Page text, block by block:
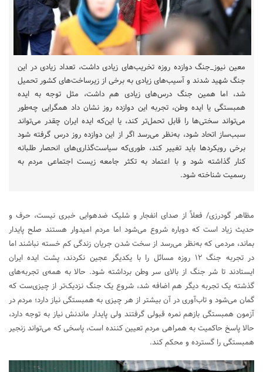
معین نیوز_جنگ دوازده روزه تخریب‌های زیادی داشت، تعداد زیادی در این
جنگ شهید شدند و آسیب‌های زیادی به برخی از زیرساخت‌های کشور تحمیل
شد، اما همین جنگ درس‌های زیادی هم داشت، مثل توجه به ایده
همبستگی یا ایده وطن، تجربه این دوازده روز نشان داد همگرایی چه‌طور
می‌تواند سختی‌ها را قابل تحمل‌تر کند، یا این‌که ایده ایران چقدر می‌تواند
سبب‌ساز اتحاد شود، به‌نظر می‌رسد اگر از این دوازده روز درس گرفته شود
برخی رویکردها باید تغییر کند، طوری‌که سیاست‌گذاری‌های انحصار طلبانه
کنار گذاشته شود و با اعتماد به تکثر جامعه زیست اجتماعی مردم به
رسمیت شناخته شود.
مظاهر گودرزی/ فعلاً از صدای انفجار و شلیک ضدهوایی خبری نیست، حرف و
حدیث زیاد است که دوباره شروع می‌شود اما مردم امیدوار هستند صلح پایدار
بماند، مردمی که به‌نظر می‌رسد از سخت شدن جریان زندگی کم خسته نباشند اما
در تجربه جنگ ۱۲ روزه مسائل را با یکدیگر عجین نکردند، پشت ایده ایران
ایستادند تا شر جنگ از بالای سر وطن برداشته شود. حالا به همه‌ی تجربه‌های
گذشته یک تجربه دیگر هم اضافه شد، شروع یک جنگ نزدیک‌تر از چیزی‌ست که
گمان می‌شود و تاب‌آوری در آن بیشتر از هر چیزی به همبستگی نیاز دارد؛ مردم در
آزمون همبستگی بازهم نمره قبولی گرفتند ولی پایدار ماندنش نیاز به توجه دارد،
حالا پاسخ حاکمیت به همراهی مردم تعیین کننده است، پاسخی که می‌تواند زنجیر
همبستگی را گسترده و محکم کند.